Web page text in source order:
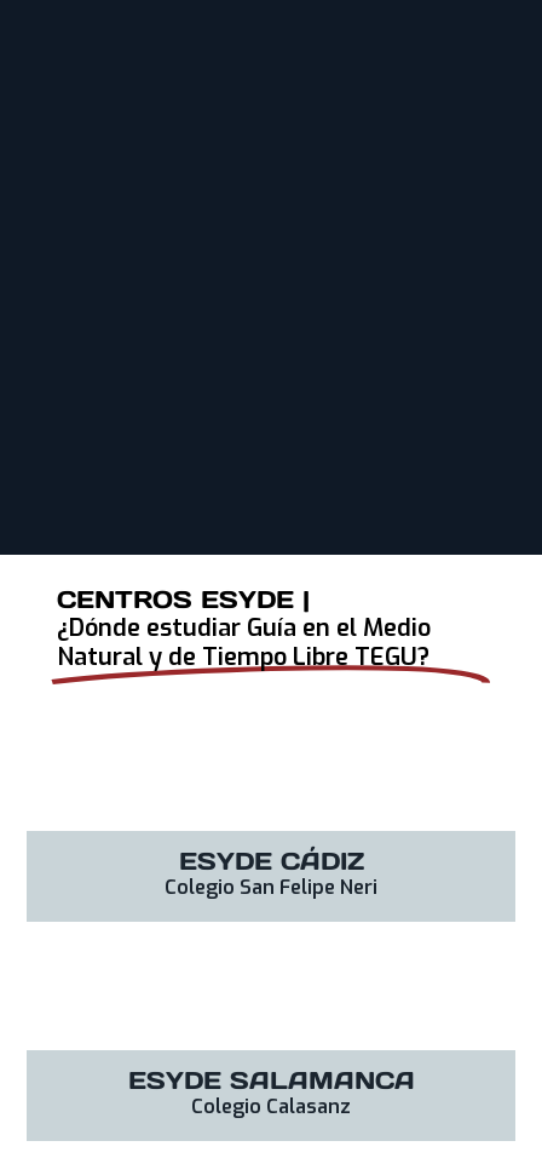
CENTROS ESYDE |
¿Dónde estudiar Guía en el Medio
Natural y de Tiempo Libre TEGU?
ESYDE CÁDIZ
Colegio San Felipe Neri
ESYDE SALAMANCA
Colegio Calasanz